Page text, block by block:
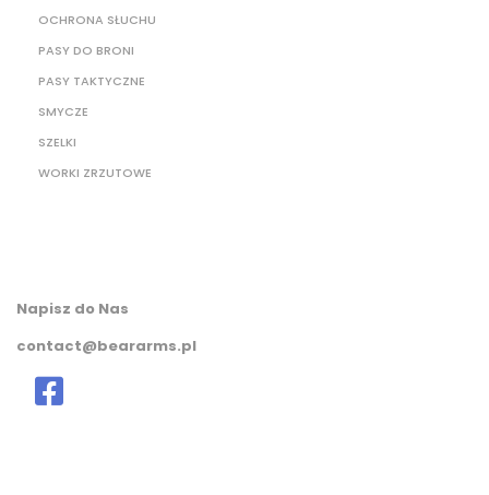
OCHRONA SŁUCHU
PASY DO BRONI
PASY TAKTYCZNE
SMYCZE
SZELKI
WORKI ZRZUTOWE
Napisz do Nas
contact@beararms.pl